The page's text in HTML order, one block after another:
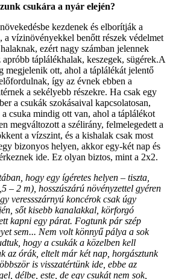
csukára a nyár elején?
kezdenek és elborítják a
a vízinövényekkel benőtt részek védelmet
ezért nagy számban jelennek
táplálékhalak, keszegek, sügérek.A
megjelenik ott, ahol a táplálékát jelentő
így az évnek ebben a
a sekélyebb részekre. Ha csak egy
a csukák szokásaival kapcsolatosan,
csuka mindig ott van, ahol a táplálékot
megváltozott a szélirány, felmelegedett a
a vízszint, és a kishalak csak most
bizonyos helyen, akkor egy-két nap és
ide. Ez olyan biztos, mint a 2x2.
hogy egy ígéretes helyen – tiszta,
– 2 m), hosszúszárú növényzettel gyéren
veressszárnyú koncérok csak úgy
sőt kisebb kanalakkal, körforgó
kapni egy párat. Fogtunk pár szép
sem... Nem volt könnyű pálya a sok
hogy a csukák a közelben kell
az órák, eltelt már két nap, horgásztunk
is visszatértünk ide, ebbe az
délbe, este, de egy csukát nem sok,